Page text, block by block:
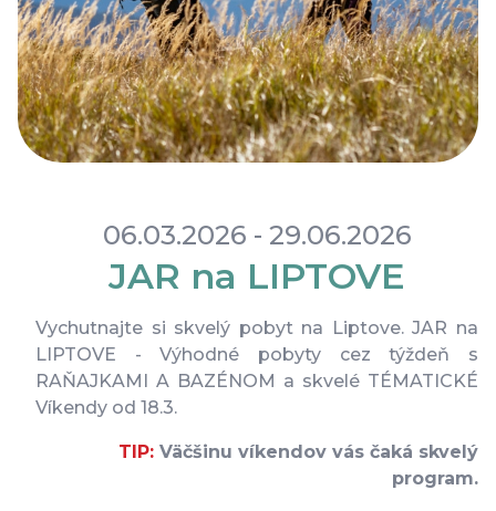
Cookies
Ochrana osobných údajov
Všeobecné obchodné podmienky
Blog Faq
Parkovanie
06.03.2026 - 29.06.2026
JAR na LIPTOVE
Vychutnajte si skvelý pobyt na Liptove. JAR na
LIPTOVE - Výhodné pobyty cez týždeň s
RAŇAJKAMI A BAZÉNOM a skvelé TÉMATICKÉ
Víkendy od 18.3.
TIP: Väčšinu víkendov vás čaká skvelý
program.